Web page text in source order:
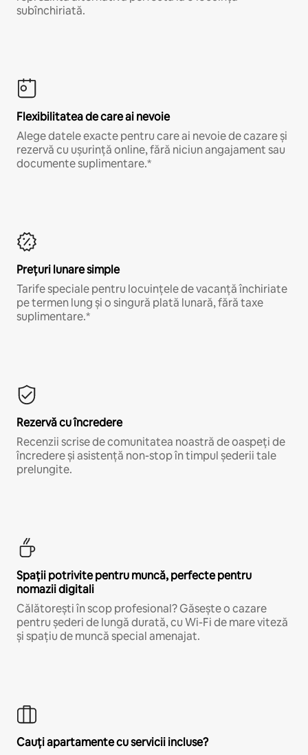
subînchiriată.
Flexibilitatea de care ai nevoie
Alege datele exacte pentru care ai nevoie de cazare și
rezervă cu ușurință online, fără niciun angajament sau
documente suplimentare.*
Prețuri lunare simple
Tarife speciale pentru locuințele de vacanță închiriate
pe termen lung și o singură plată lunară, fără taxe
suplimentare.*
Rezervă cu încredere
Recenzii scrise de comunitatea noastră de oaspeți de
încredere și asistență non-stop în timpul șederii tale
prelungite.
Spații potrivite pentru muncă, perfecte pentru
nomazii digitali
Călătorești în scop profesional? Găsește o cazare
pentru șederi de lungă durată, cu Wi-Fi de mare viteză
și spațiu de muncă special amenajat.
Cauți apartamente cu servicii incluse?